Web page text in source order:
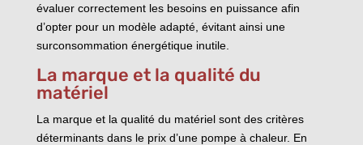
évaluer correctement les besoins en puissance afin
d’opter pour un modèle adapté, évitant ainsi une
surconsommation énergétique inutile.
La marque et la qualité du
matériel
La marque et la qualité du matériel sont des critères
déterminants dans le prix d’une pompe à chaleur. En